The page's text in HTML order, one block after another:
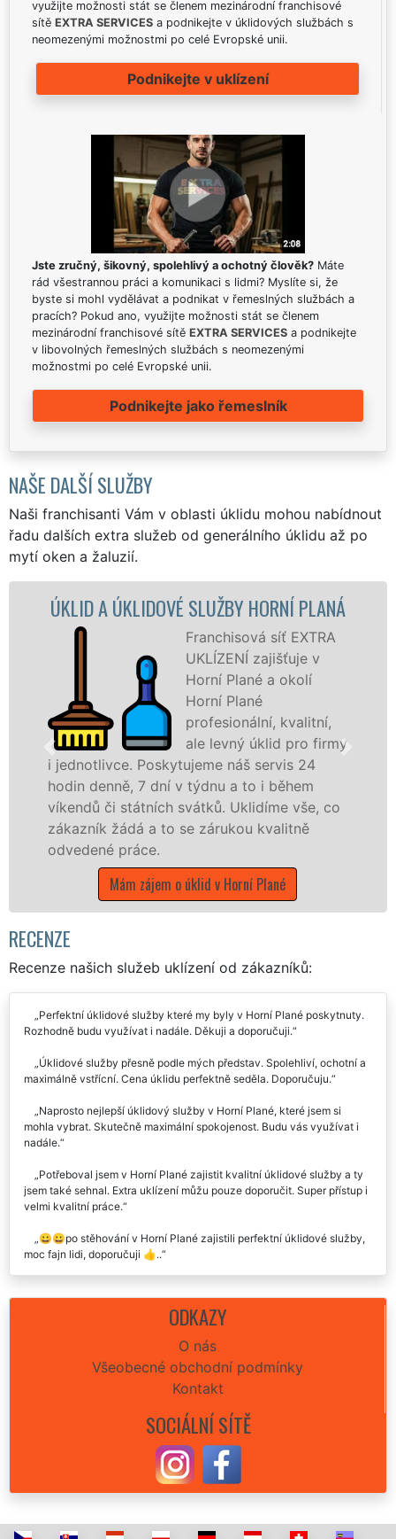
využijte možnosti stát se členem mezinárodní franchisové
sítě EXTRA SERVICES a podnikejte v úklidových službách s
neomezenými možnostmi po celé Evropské unii.
Podnikejte v uklízení
Jste zručný, šikovný, spolehlivý a ochotný člověk? Máte
rád všestrannou práci a komunikaci s lidmi? Myslíte si, že
byste si mohl vydělávat a podnikat v řemeslných službách a
pracích? Pokud ano, využijte možnosti stát se členem
mezinárodní franchisové sítě EXTRA SERVICES a podnikejte
v libovolných řemeslných službách s neomezenými
možnostmi po celé Evropské unii.
Podnikejte jako řemeslník
NAŠE DALŠÍ SLUŽBY
Naši franchisanti Vám v oblasti úklidu mohou nabídnout
řadu dalších extra služeb od generálního úklidu až po
mytí oken a žaluzií.
ÚKLIDOVÉ SLUŽBY HORNÍ PLANÁ
Franchisová síť EXTRA
UKLÍZENÍ zajišťuje v
Horní Plané a okolí
Horní Plané
profesionální, kvalitní,
ale levný úklid pro firmy
Poskytujeme náš servis 24
7 dní v týdnu a to i během
státních svátků. Uklidíme vše, co
žádá a to se zárukou kvalitně
práce.
Mám zájem o úklid v Horní Plané
státní
RECENZE
Recenze našich služeb uklízení od zákazníků:
Perfektní úklidové služby které my byly v Horní Plané poskytnuty.
Rozhodně budu využívat i nadále. Děkuji a doporučuji.
Úklidové služby přesně podle mých představ. Spolehliví, ochotní a
maximálně vstřícní. Cena úklidu perfektně seděla. Doporučuju.
Naprosto nejlepší úklidový služby v Horní Plané, které jsem si
mohla vybrat. Skutečně maximální spokojenost. Budu vás využívat i
nadále.
Potřeboval jsem v Horní Plané zajistit kvalitní úklidové služby a ty
jsem také sehnal. Extra uklízení můžu pouze doporučit. Super přístup i
velmi kvalitní práce.
😀😀po stěhování v Horní Plané zajistili perfektní úklidové služby,
moc fajn lidi, doporučuji 👍..
Úklidové služby na jedničku. Super přístup, ochota, vstřícnost,
ODKAZY
O nás
Všeobecné obchodní podmínky
Kontakt
SOCIÁLNÍ SÍTĚ